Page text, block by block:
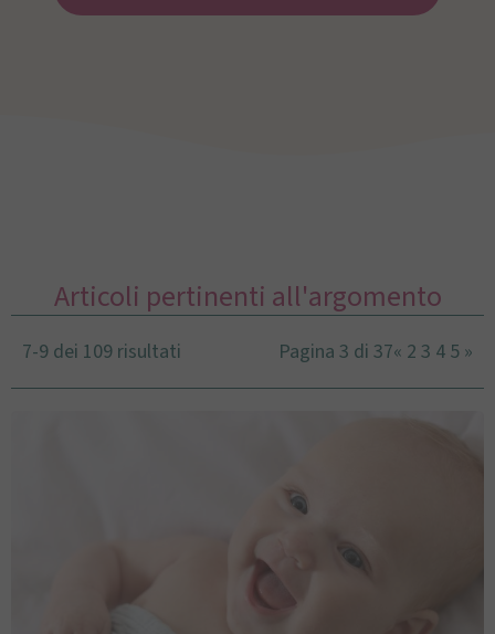
Articoli pertinenti all'argomento
7-9 dei 109 risultati Pagina 3 di 37« 2 3 4 5 »